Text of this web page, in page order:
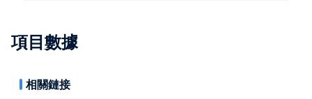
項目數據
相關鏈接